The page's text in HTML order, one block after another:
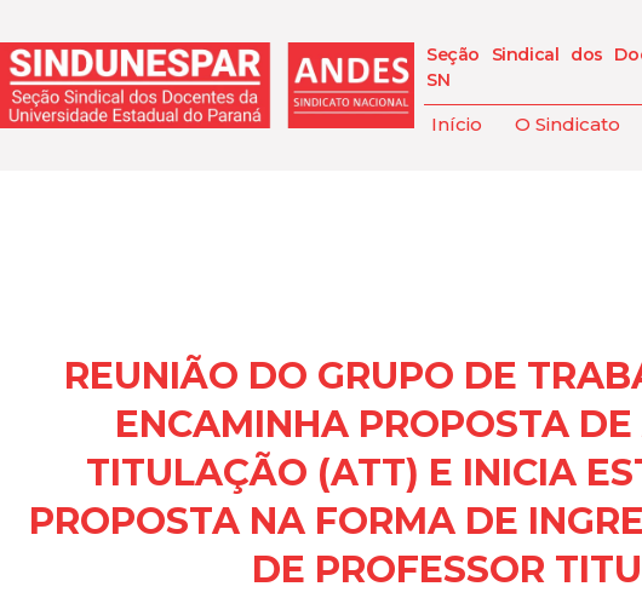
Seção Sindical dos
SN
Início O Sindicato
REUNIÃO DO GRUPO DE
ENCAMINHA PROPOSTA
TITULAÇÃO (ATT) E INICIA
PROPOSTA NA FORMA DE
DE PROFESSOR